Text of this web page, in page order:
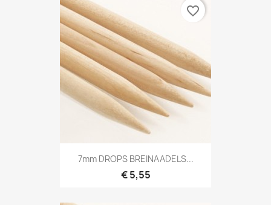
7mm DROPS BREINAADELS...
€ 5,55
favorite_border